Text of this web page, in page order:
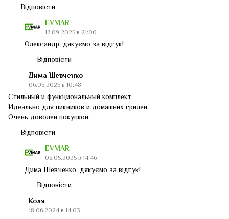
Відповісти
EVMAR
17.09.2025 в 21:00
Олександр, дякуємо за відгук!
Відповісти
Дима Шевченко
06.05.2025 в 10:48
Стильный и функциональный комплект.
Идеально для пикников и домашних грилей.
Очень доволен покупкой.
Відповісти
EVMAR
06.05.2025 в 14:46
Дима Шевченко, дякуємо за відгук!
Відповісти
Коля
18.06.2024 в 14:03